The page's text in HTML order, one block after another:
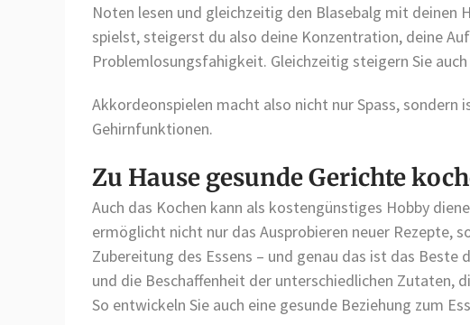
Noten lesen und gleichzeitig den Blasebalg mit deinen
spielst, steigerst du also deine Konzentration, deine
Problemlosungsfahigkeit. Gleichzeitig steigern Sie
Akkordeonspielen macht also nicht nur Spass,
Gehirnfunktionen.
Zu Hause gesunde Gerichte
Auch das Kochen kann als kostengünstiges Hobby
ermöglicht nicht nur das Ausprobieren neuer Rezepte,
Zubereitung des Essens – und genau das ist das Beste
und die Beschaffenheit der unterschiedlichen Zutaten,
So entwickeln Sie auch eine gesunde Beziehung zum